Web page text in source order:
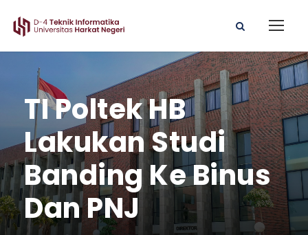
TI Poltek HB
Lakukan Studi
Banding Ke Binus
Dan PNJ